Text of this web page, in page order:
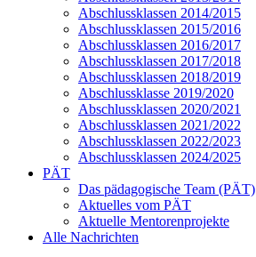
Abschlussklassen 2014/2015
Abschlussklassen 2015/2016
Abschlussklassen 2016/2017
Abschlussklassen 2017/2018
Abschlussklassen 2018/2019
Abschlussklasse 2019/2020
Abschlussklassen 2020/2021
Abschlussklassen 2021/2022
Abschlussklassen 2022/2023
Abschlussklassen 2024/2025
PÄT
Das pädagogische Team (PÄT)
Aktuelles vom PÄT
Aktuelle Mentorenprojekte
Alle Nachrichten